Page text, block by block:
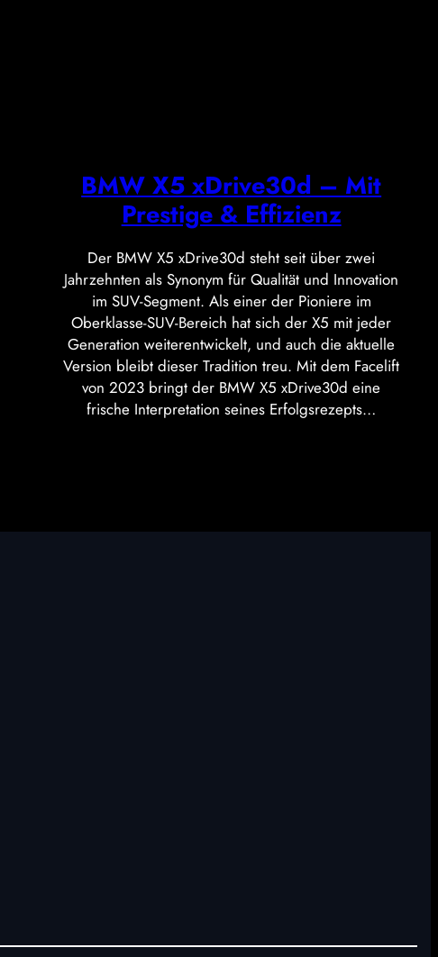
BMW X5 xDrive30d – Mit
Prestige & Effizienz
Der BMW X5 xDrive30d steht seit über zwei
Jahrzehnten als Synonym für Qualität und Innovation
im SUV-Segment. Als einer der Pioniere im
Oberklasse-SUV-Bereich hat sich der X5 mit jeder
Generation weiterentwickelt, und auch die aktuelle
Version bleibt dieser Tradition treu. Mit dem Facelift
von 2023 bringt der BMW X5 xDrive30d eine
frische Interpretation seines Erfolgsrezepts…